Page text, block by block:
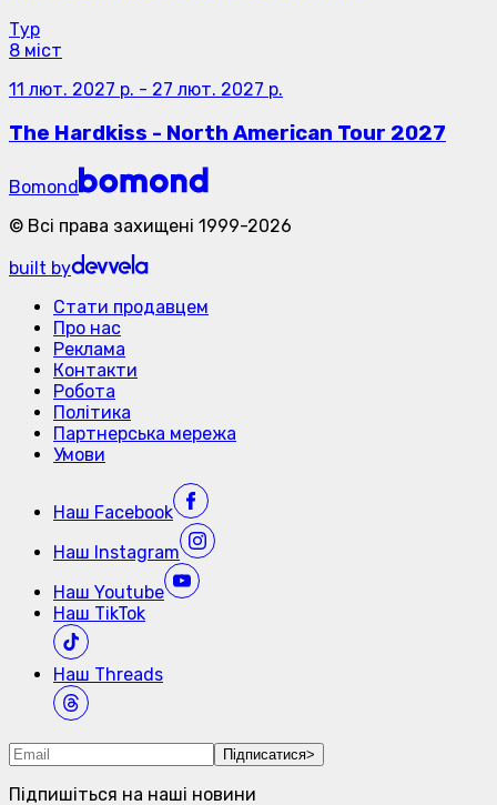
Тур
8 міст
11 лют. 2027 р. - 27 лют. 2027 р.
The Hardkiss - North American Tour 2027
Bomond
© Всі права захищені 1999-2026
built by
Стати продавцем
Про нас
Реклама
Контакти
Робота
Політика
Партнерська мережа
Умови
Наш Facebook
Наш Instagram
Наш Youtube
Наш TikTok
Наш Threads
Підписатися>
Підпишіться на наші новини